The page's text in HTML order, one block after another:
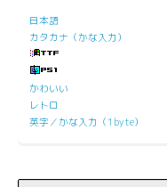
日本語
カタカナ（かな入力）
かわいい
レトロ
英字／かな入力（1byte）